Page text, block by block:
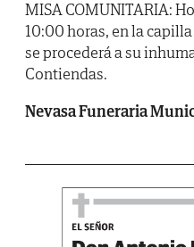
MISA COMUNITARIA:
10:00 horas, en la
se procederá a su
Contiendas.
Nevasa Funeraria